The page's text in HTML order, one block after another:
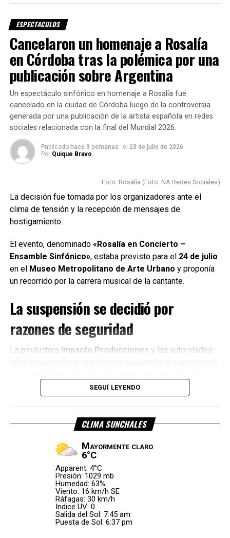
destinadas a reconstruir distintos momentos de su
Fuente: Exitoina
Juegos
«Late el Sur» fue compuesta por Soledad Pastorutti ,
Marcela Moreloy Claudia Brant, tres reconocidas
artistas argentinas que trabajaron juntas para reflejar el
esfuerzo, la pasión y el orgullo de representar a un país.
La producción musical estuvo a cargo deRodolfo Lugo,
productor con trayectoria internacional que ha trabajado
junto a artistas comoMercedes Sosa, Juanes, David
Bisbal, Camilo, María Becerra y Lali
«Esta tierra te vuelve invencible»
jornadas de composición junto a Morelo y Brant.
«Cuando recibí la
propuesta nos estábamos
juntando a componer sin
ningún proyecto concreto.
Las invité a sumarse y
empezamos a trabajar sin
imaginar que nuestra
canción sería la elegida»,
La cantante destacó además el fuerte vínculo de la
«Esta tierra te vuelve
invencible»
versos que más la
identifica y que refleja el
espíritu con el que los
deportistas afrontarán la
ESPECTACULOS
Cancelaron un homenaje a Rosalía
en Córdoba tras la polémica por una
publicación sobre Argentina
Un espectáculo sinfónico en homenaje a Rosalía fue
cancelado en la ciudad de Córdoba luego de la controversia
generada por una publicación de la artista española en redes
sociales relacionada con la final del Mundial 2026.
Publicado hace 3 semanas el 23 de julio de 2026
Por Quique Bravo
Foto: Rosalía (Foto: NA Redes Sociales)
La decisión fue tomada por los organizadores ante el
clima de tensión y la recepción de mensajes de
hostigamiento.
El evento, denominado «Rosalía en Concierto –
Ensamble Sinfónico», estaba previsto para el 24 de julio
en el Museo Metropolitano de Arte Urbano y proponía
un recorrido por la carrera musical de la cantante.
La suspensión se decidió por
razones de seguridad
La productora Impacto Producciones y las autoridades
redes sociales, en medio del malestar generado por el
accionar reciente de la artista.
SEGUÍ LEYENDO
CLIMA SUNCHALES
Mayormente claro
6°C
Apparent: 4°C
Presión: 1029 mb
Humedad: 63%
Viento: 16 km/h SE
Ráfagas: 30 km/h
Indice UV: 0
Salida del Sol: 7:45 am
Puesta de Sol: 6:37 pm